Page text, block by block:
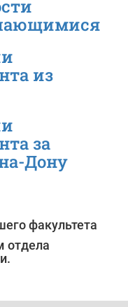
из
за
Дону
факультета
отдела